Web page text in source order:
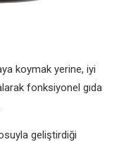
koymak yerine, iyi
fonksiyonel gıda
geliştirdiği